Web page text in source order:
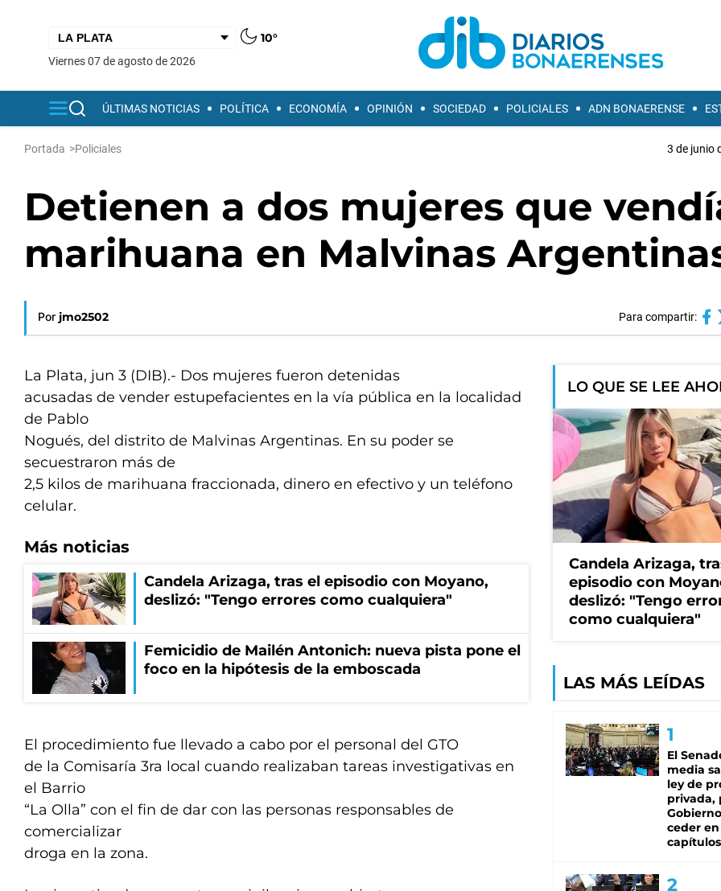
10°
viernes 07 de agosto de 2026
ÚLTIMAS NOTICIAS POLÍTICA ECONOMÍA OPINIÓN SOCIEDAD POLICIALES ADN BONAERENSE
Portada >Policiales 3 de junio
Detienen a dos mujeres que
marihuana en Malvinas
Por jmo2502 Para compartir:
La Plata, jun 3 (DIB).- Dos mujeres fueron detenidas
acusadas de vender estupefacientes en la vía pública en la localidad
de Pablo
Nogués, del distrito de Malvinas Argentinas. En su poder se
secuestraron más de
2,5 kilos de marihuana fraccionada, dinero en efectivo y un teléfono
celular.
Más noticias
Candela Arizaga, tras el episodio con Moyano,
deslizó: "Tengo errores como cualquiera"
Femicidio de Mailén Antonich: nueva pista pone el
foco en la hipótesis de la emboscada
El procedimiento fue llevado a cabo por el personal del GTO
de la Comisaría 3ra local cuando realizaban tareas investigativas en
el Barrio
“La Olla” con el fin de dar con las personas responsables de
comercializar
droga en la zona.
LO QUE SE LEE
Candela Arizaga,
episodio con
deslizó: "Tengo
como cualquiera"
LAS MÁS LEÍDAS
El
media
ley de
privada,
ceder
capítulos